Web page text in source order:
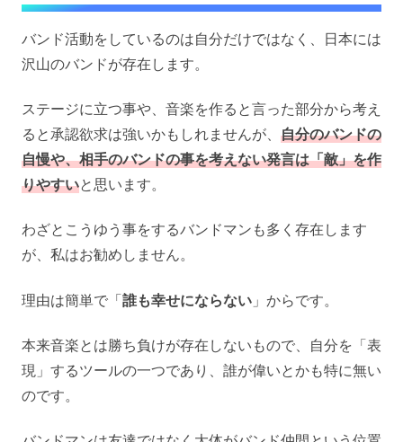
バンド活動をしているのは自分だけではなく、日本には
沢山のバンドが存在します。
ステージに立つ事や、音楽を作ると言った部分から考え
ると承認欲求は強いかもしれませんが、 自分のバンドの
自慢や、相手のバンドの事を考えない発言は「敵」を作
りやすいと思います。
わざとこうゆう事をするバンドマンも多く存在します
が、私はお勧めしません。
理由は簡単で「誰も幸せにならない 」からです。
本来音楽とは勝ち負けが存在しないもので、自分を「表
現」するツールの一つであり、誰が偉いとかも特に無い
のです。